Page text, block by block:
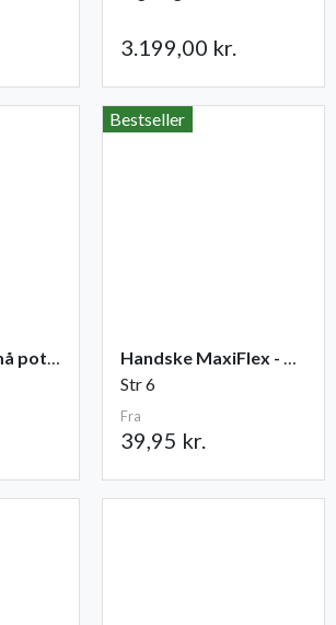
3.199,00 kr.
Plantebor til små potter
Bestseller
Handske MaxiFlex - Ultimate
Str 6
Fra
39,95 kr.